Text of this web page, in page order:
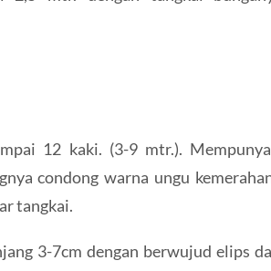
12 kaki. (3-9 mtr.).
condong warna ungu
tangkai.
3-7cm dengan berwujud elips